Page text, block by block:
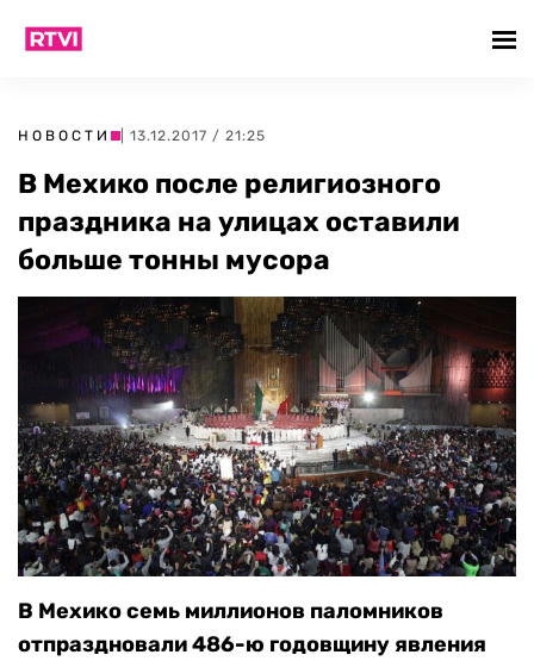
НОВОСТИ | 13.12.2017 / 21:25
В Мехико после религиозного
праздника на улицах оставили
больше тонны мусора
В Мехико семь миллионов паломников
отпраздновали 486-ю годовщину явления